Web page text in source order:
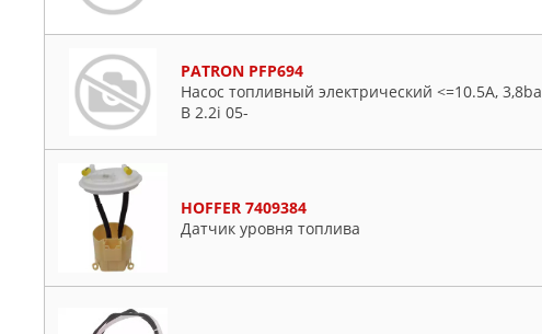
PATRON PFP694
Насос топливный электрический <=10.5A,
B 2.2i 05-
HOFFER 7409384
Датчик уровня топлива